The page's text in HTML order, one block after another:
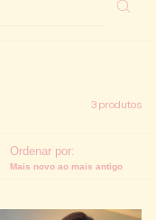
3 produtos
Ordenar por:
Mais novo ao mais antigo